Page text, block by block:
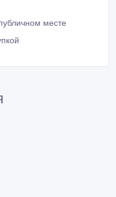
месте